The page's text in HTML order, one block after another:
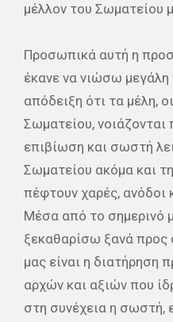
μέλλον του Σωματείου
Προσωπικά αυτή η
έκανε να νιώσω
απόδειξη ότι τα μέλη,
Σωματείου, νοιάζονται
επιβίωση και σωστή
Σωματείου ακόμα και
πέφτουν χαρές, ανόδοι
Μέσα από το σημερινό
ξεκαθαρίσω ξανά προς
μας είναι η διατήρηση
αρχών και αξιών που
στη συνέχεια η σωστή,